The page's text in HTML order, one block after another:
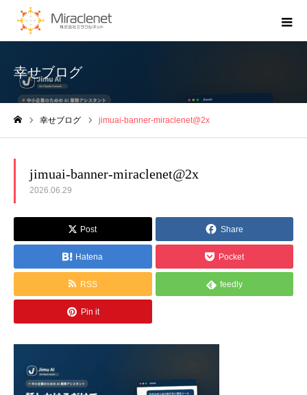
幸せブログ
幸せブログ jimuai-banner-miraclenet@2x
jimuai-banner-miraclenet@2x
2026.06.29
Post Share
Hatena Pocket
RSS feedly
Pin it